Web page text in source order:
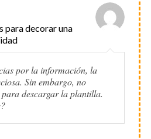
para decorar una
por la información, la
Sin embargo, no
descargar la plantilla.